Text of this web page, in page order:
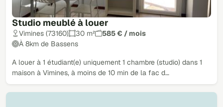
Studio meublé à louer
Vimines (73160) 30 m²
585 € / mois
À 8km de Bassens
A louer à 1 étudiant(e) uniquement 1 chambre (studio) dans 1
maison à Vimines, à moins de 10 min de la fac d…